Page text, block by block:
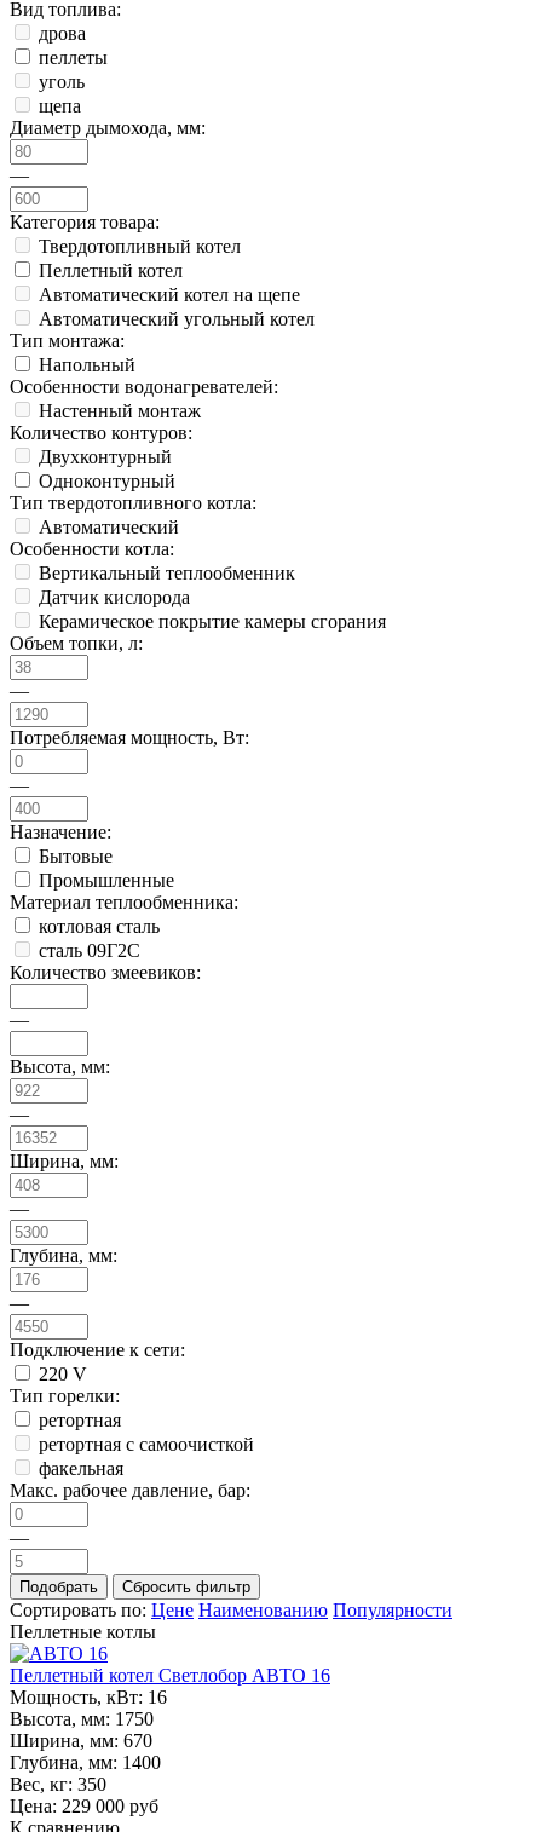
Вид топлива:
дрова
пеллеты
уголь
щепа
Диаметр дымохода, мм:
—
Категория товара:
Твердотопливный котел
Пеллетный котел
Автоматический котел на щепе
Автоматический угольный котел
Тип монтажа:
Напольный
Особенности водонагревателей:
Настенный монтаж
Количество контуров:
Двухконтурный
Одноконтурный
Тип твердотопливного котла:
Автоматический
Особенности котла:
Вертикальный теплообменник
Датчик кислорода
Керамическое покрытие камеры сгорания
Объем топки, л:
—
Потребляемая мощность, Вт:
—
Назначение:
Бытовые
Промышленные
Материал теплообменника:
котловая сталь
сталь 09Г2С
Количество змеевиков:
—
Высота, мм:
—
Ширина, мм:
—
Глубина, мм:
—
Подключение к сети:
220 V
Тип горелки:
ретортная
ретортная с самоочисткой
факельная
Макс. рабочее давление, бар:
—
Сортировать по: Цене Наименованию Популярности
Пеллетные котлы
Пеллетный котел Светлобор АВТО 16
Мощность, кВт: 16
Высота, мм: 1750
Ширина, мм: 670
Глубина, мм: 1400
Вес, кг: 350
Цена: 229 000 руб